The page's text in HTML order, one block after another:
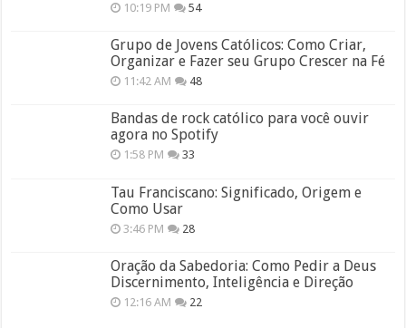
10:19 PM 54
Grupo de Jovens Católicos: Como Criar,
Organizar e Fazer seu Grupo Crescer na Fé
11:42 AM 48
Bandas de rock católico para você ouvir
agora no Spotify
1:58 PM 33
Tau Franciscano: Significado, Origem e
Como Usar
3:46 PM 28
Oração da Sabedoria: Como Pedir a Deus
Discernimento, Inteligência e Direção
12:16 AM 22